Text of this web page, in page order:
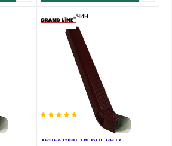
Труба прямоугольная с коленом
Vortex Matt 1м RAL 8017
В наличии